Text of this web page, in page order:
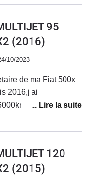
en vente. Je ne
95
(2016)
10/2023
de ma Fiat 500x
2016,j ai
au compteur
effectué chez Fiat
120
(2015)